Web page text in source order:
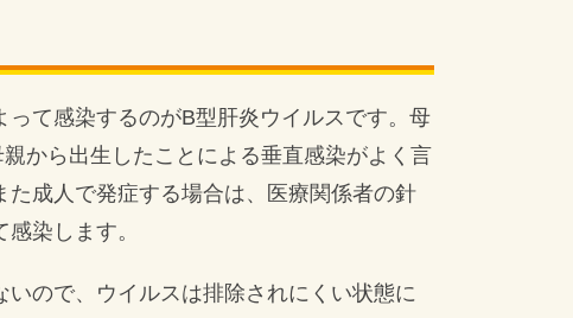
て感染するのがB型肝炎ウイルスです。母
から出生したことによる垂直感染がよく言
成人で発症する場合は、医療関係者の針
染します。
ので、ウイルスは排除されにくい状態に